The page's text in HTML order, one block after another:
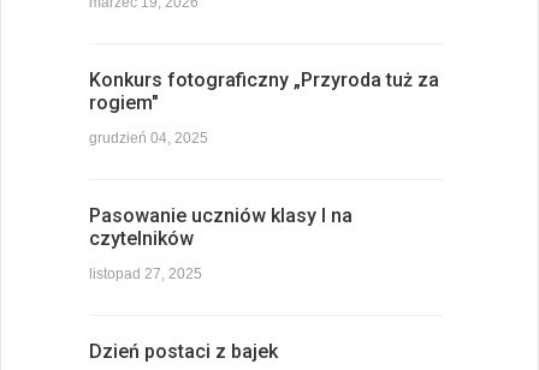
Konkurs fotograficzny „Przyroda tuż za
rogiem"
grudzień 04, 2025
Pasowanie uczniów klasy I na
czytelników
listopad 27, 2025
Dzień postaci z bajek